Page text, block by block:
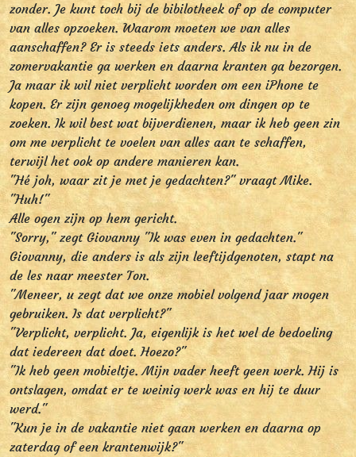
zonder. Je kunt toch bij de bibilotheek of op de computer
van alles opzoeken. Waarom moeten we van alles
aanschaffen? Er is steeds iets anders. Als ik nu in de
zomervakantie ga werken en daarna kranten ga bezorgen.
Ja maar ik wil niet verplicht worden om een iPhone te
kopen. Er zijn genoeg mogelijkheden om dingen op te
zoeken. Ik wil best wat bijverdienen, maar ik heb geen zin
om me verplicht te voelen van alles aan te schaffen,
terwijl het ook op andere manieren kan.
"Hé joh, waar zit je met je gedachten?" vraagt Mike.
"Huh!"
Alle ogen zijn op hem gericht.
"Sorry," zegt Giovanny "Ik was even in gedachten."
Giovanny, die anders is als zijn leeftijdgenoten, stapt na
de les naar meester Ton.
"Meneer, u zegt dat we onze mobiel volgend jaar mogen
gebruiken. Is dat verplicht?"
"Verplicht, verplicht. Ja, eigenlijk is het wel de bedoeling
dat iedereen dat doet. Hoezo?"
"Ik heb geen mobieltje. Mijn vader heeft geen werk. Hij is
ontslagen, omdat er te weinig werk was en hij te duur
werd."
"Kun je in de vakantie niet gaan werken en daarna op
zaterdag of een krantenwijk?"